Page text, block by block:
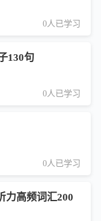
0人已学习
130句
0人已学习
0人已学习
力高频词汇200